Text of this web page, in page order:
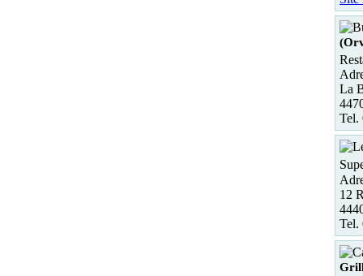
La
Tel.
12
Tel.